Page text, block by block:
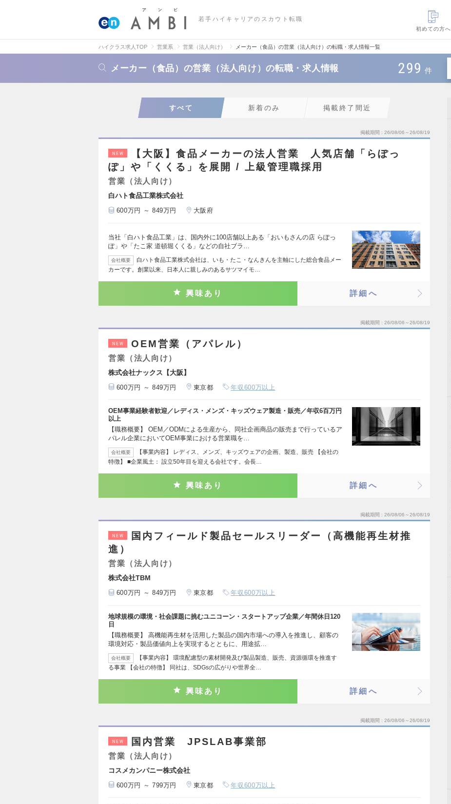
若手ハイキャリアのスカウト転職
初めての方へ
ハイクラス求人TOP 営業系 営業（法人向け） メーカー（食品）の営業（法人向け）の転職・求人情報一覧
メーカー（食品）の営業（法人向け）の転職・求人情報 299 件
すべて 新着のみ 掲載終了間近
掲載期間 26/08/06～26/08/19
NEW
【大阪】食品メーカーの法人営業 人気店舗「らぽっ
ぽ」や「くくる」を展開 / 上級管理職採用
営業（法人向け）
白ハト食品工業株式会社
600万円 ～ 849万円 大阪府
当社「白ハト食品工業」は、国内外に100店舗以上ある「おいもさんの店 らぽっ
ぽ」や「たこ家 道頓堀くくる」などの自社ブラ…
会社概要
白ハト食品工業株式会社は、いも・たこ・なんきんを主軸にした総合食品メー
カーです。創業以来、日本人に親しみのあるサツマイモ…
興味あり 詳細へ
掲載期間 26/08/06～26/08/19
NEW OEM営業（アパレル）
営業（法人向け）
株式会社ナックス【大阪】
600万円 ～ 849万円 東京都 年収600万以上
OEM事業経験者歓迎／レディス・メンズ・キッズウェア製造・販売／年収6百万円
以上
【職務概要】 OEM／ODMによる生産から、同社企画商品の販売まで行っているア
パレル企業においてOEM事業における営業職を…
会社概要
【事業内容】 レディス、メンズ、キッズウェアの企画、製造、販売 【会社の
特徴】 ■企業風土： 設立50年目を迎える会社です。会長…
興味あり 詳細へ
掲載期間 26/08/06～26/08/19
NEW
国内フィールド製品セールスリーダー（高機能再生材推
進）
営業（法人向け）
株式会社TBM
600万円 ～ 849万円 東京都 年収600万以上
地球規模の環境・社会課題に挑むユニコーン・スタートアップ企業／年間休日120
日
【職務概要】 高機能再生材を活用した製品の国内市場への導入を推進し、顧客の
環境対応・製品価値向上を実現するとともに、用途拡…
会社概要
【事業内容】 環境配慮型の素材開発及び製品製造、販売、資源循環を推進す
る事業 【会社の特徴】 同社は、SDGsの広がりや世界全…
興味あり 詳細へ
掲載期間 26/08/06～26/08/19
NEW 国内営業 JPSLAB事業部
営業（法人向け）
コスメカンパニー株式会社
600万円 ～ 799万円 東京都 年収600万以上